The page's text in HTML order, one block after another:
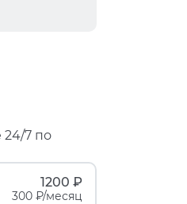
24/7 по
1200 ₽
300 ₽/месяц